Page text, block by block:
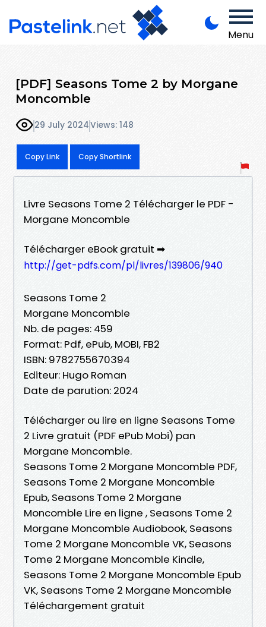
Menu
[PDF] Seasons Tome 2 by Morgane
Moncomble
29 July 2024Views: 148
Copy Link Copy Shortlink
Livre Seasons Tome 2 Télécharger le PDF -
Morgane Moncomble
Télécharger eBook gratuit ➡
http://get-pdfs.com/pl/livres/139806/940
Seasons Tome 2
Morgane Moncomble
Nb. de pages: 459
Format: Pdf, ePub, MOBI, FB2
ISBN: 9782755670394
Editeur: Hugo Roman
Date de parution: 2024
Télécharger ou lire en ligne Seasons Tome
2 Livre gratuit (PDF ePub Mobi) pan
Morgane Moncomble.
Seasons Tome 2 Morgane Moncomble PDF,
Seasons Tome 2 Morgane Moncomble
Epub, Seasons Tome 2 Morgane
Moncomble Lire en ligne , Seasons Tome 2
Morgane Moncomble Audiobook, Seasons
Tome 2 Morgane Moncomble VK, Seasons
Tome 2 Morgane Moncomble Kindle,
Seasons Tome 2 Morgane Moncomble Epub
VK, Seasons Tome 2 Morgane Moncomble
Téléchargement gratuit